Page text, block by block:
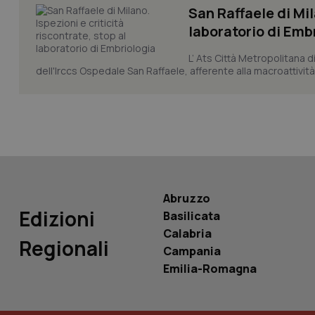
San Raffaele di
laboratorio di
L’ Ats Città Metropolitana
dell'Irccs Ospedale San Raffaele, afferente alla
Edizioni
Regionali
Abruzzo
Basilicata
Calabria
Campania
Emilia-Romagna
PHPSESSID
__Secure-YNID